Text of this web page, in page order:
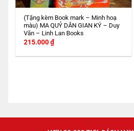
(Tặng kèm Book mark – Minh hoạ
màu) MA QUỶ DÂN GIAN KÝ – Duy
Văn – Linh Lan Books
215.000₫